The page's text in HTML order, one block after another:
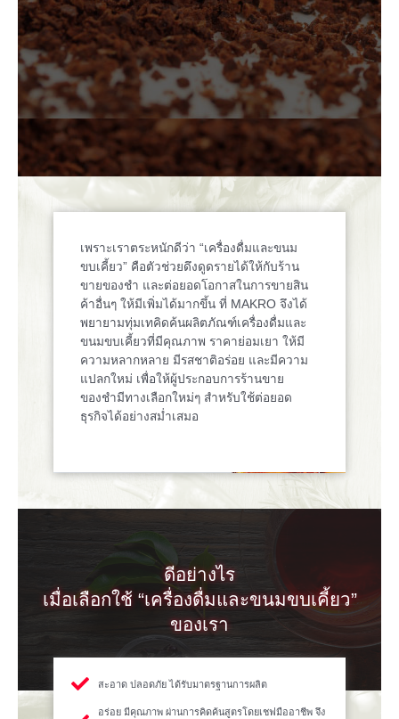
เพราะเราตระหนักดีว่า “เครื่องดื่มและขนม
ขบเคี้ยว” คือตัวช่วยดึงดูดรายได้ให้กับร้าน
ขายของชำ และต่อยอดโอกาสในการขายสิน
ค้าอื่นๆ ให้มีเพิ่มได้มากขึ้น ที่ MAKRO จึงได้
พยายามทุ่มเทคิดค้นผลิตภัณฑ์เครื่องดื่มและ
ขนมขบเคี้ยวที่มีคุณภาพ ราคาย่อมเยา ให้มี
ความหลากหลาย มีรสชาติอร่อย และมีความ
แปลกใหม่ เพื่อให้ผู้ประกอบการร้านขาย
ของชำมีทางเลือกใหม่ๆ สำหรับใช้ต่อยอด
ธุรกิจได้อย่างสม่ำเสมอ
ดีอย่างไร
เมื่อเลือกใช้ “เครื่องดื่มและขนมขบเคี้ยว”
ของเรา
สะอาด ปลอดภัย ได้รับมาตรฐานการผลิต
อร่อย มีคุณภาพ ผ่านการคิดค้นสูตรโดยเชฟมืออาชีพ จึง